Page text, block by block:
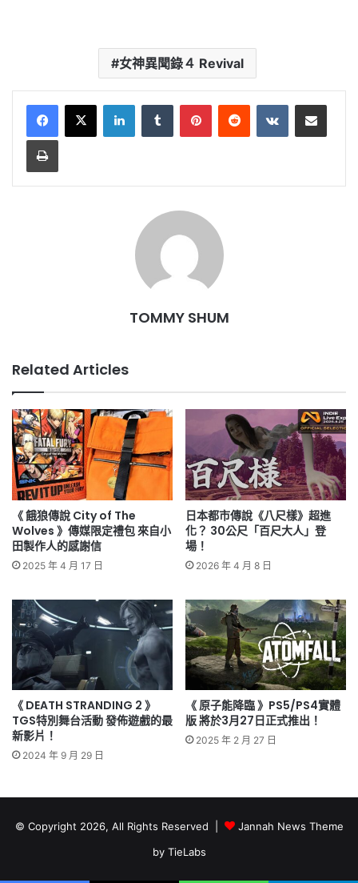
女神異聞錄４ Revival
LinkedInTumblr PinterestReddit VKontakteShare via Email
Print
TOMMY SHUM
Related Articles
《 餓狼傳說 City of The
Wolves 》傳媒限定禮包 來自小
田製作人的感謝信
2025 年 4 月 17 日
日本都市傳說《八尺樣》超進
化？ 30公尺「百尺大人」登
場！
2026 年 4 月 8 日
《 DEATH STRANDING 2 》
TGS特別舞台活動 發佈遊戲的最
新影片！
2024 年 9 月 29 日
《 原子能降臨 》PS5/PS4實體
版 將於3月27日正式推出！
2025 年 2 月 27 日
© Copyright 2026, All Rights Reserved |
Jannah News Theme
by TieLabs